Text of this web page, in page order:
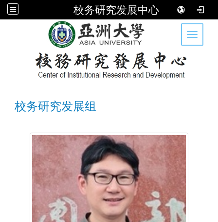
校务研究发展中心
Toggle
校务研究发展组